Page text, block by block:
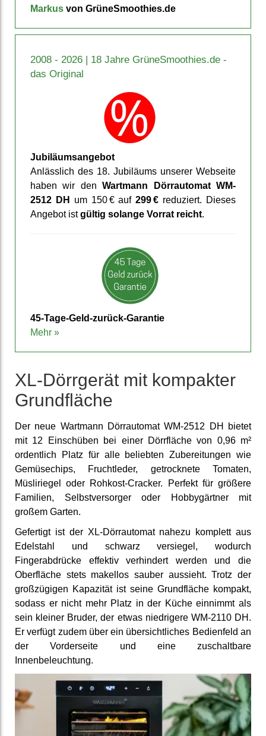
Markus von GrüneSmoothies.de
2008 - 2026 | 18 Jahre GrüneSmoothies.de -
das Original
Jubiläums­angebot
Anläss­lich des 18. Jubiläums unserer Web­seite
haben wir denWartmann Dörrautomat WM-
2512 DH
um 150 € auf299 € reduziert. Dieses
An­gebot istgültig solange Vorrat reicht.
45-Tage-­Geld-zurück-Garantie
Mehr »
XL-Dörrgerät mit kompakter
Grundfläche
Der neue Wartmann Dörrautomat WM-2512 DH bietet
mit 12 Einschüben bei einer Dörr­fläche von 0,96 m²
ordentlich Platz für alle beliebten Zubereitungen wie
Gemüsechips, Fruchtleder, getrocknete Tomaten,
Müsliriegel oder Rohkost-Cracker. Perfekt für größere
Familien, Selbstversorger oder Hobbygärtner mit
großem Garten.
Gefertigt ist der XL-Dörrautomat nahezu komplett aus
Edelstahl und schwarz versiegel, wodurch
Fingerabdrücke effektiv verhindert werden und die
Oberfläche stets makellos sauber aussieht. Trotz der
großzügigen Kapazität ist seine Grundfläche kompakt,
sodass er nicht mehr Platz in der Küche einnimmt als
sein kleiner Bruder, der etwas niedrigere WM-2110 DH.
Er verfügt zudem über ein übersichtliches Bedienfeld an
der Vorderseite und eine zuschaltbare
Innenbeleuchtung.